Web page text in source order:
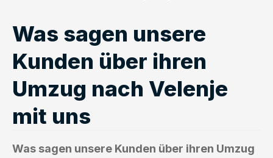
Was sagen unsere
Kunden über ihren
Umzug nach Velenje
mit uns
Was sagen unsere Kunden über ihren Umzug